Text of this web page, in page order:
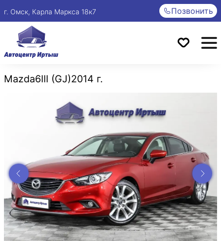
г. Омск, Карла Маркса 18к7 Позвонить
Mazda6III (GJ)2014 г.